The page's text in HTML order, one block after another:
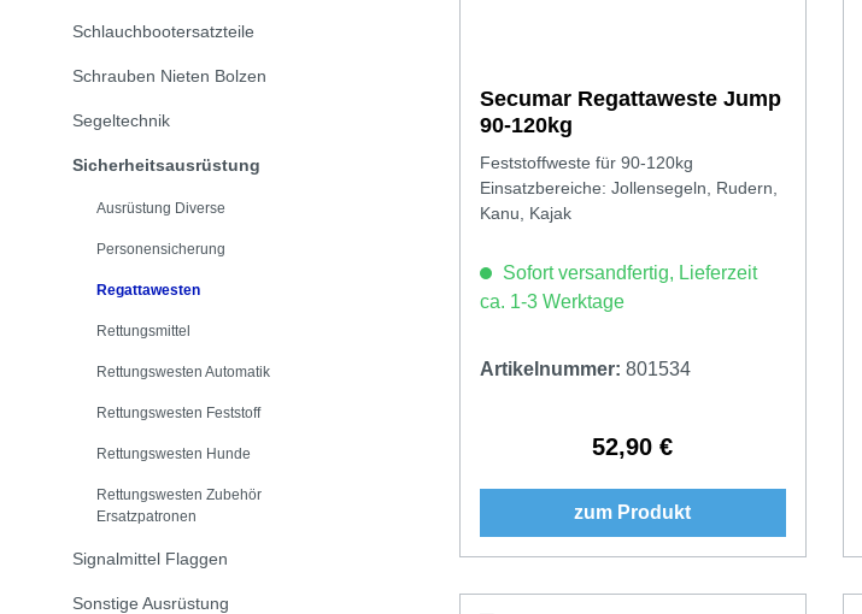
Schlauchbootersatzteile
Schrauben Nieten Bolzen
Segeltechnik
Sicherheitsausrüstung
Ausrüstung Diverse
Personensicherung
Regattawesten
Rettungsmittel
Rettungswesten Automatik
Rettungswesten Feststoff
Rettungswesten Hunde
Rettungswesten Zubehör
Ersatzpatronen
Signalmittel Flaggen
Sonstige Ausrüstung
Secumar Regattaweste Jump
90-120kg
Feststoffweste für 90-120kg
Einsatzbereiche: Jollensegeln, Rudern,
Kanu, Kajak
Sofort versandfertig, Lieferzeit
ca. 1-3 Werktage
Artikelnummer: 801534
Regulärer Preis:
52,90 €
zum Produkt